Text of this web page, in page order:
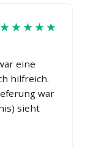
★★★★★
eine
hilfreich.
war
sieht